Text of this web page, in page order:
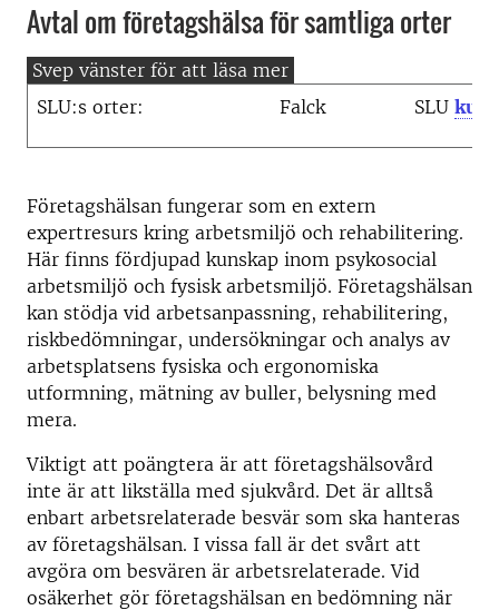
Avtal om företagshälsa för samtliga orter
SLU:s orter: Falck SLU
Företagshälsan fungerar som en extern
expertresurs kring arbetsmiljö och rehabilitering.
Här finns fördjupad kunskap inom psykosocial
arbetsmiljö och fysisk arbetsmiljö. Företagshälsan
kan stödja vid arbetsanpassning, rehabilitering,
riskbedömningar, undersökningar och analys av
arbetsplatsens fysiska och ergonomiska
utformning, mätning av buller, belysning med
mera.
Viktigt att poängtera är att företagshälsovård
inte är att likställa med sjukvård. Det är alltså
enbart arbetsrelaterade besvär som ska hanteras
av företagshälsan. I vissa fall är det svårt att
avgöra om besvären är arbetsrelaterade. Vid
osäkerhet gör företagshälsan en bedömning när